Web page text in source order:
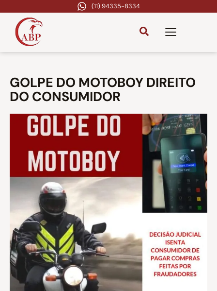
(11) 94335-8334
GOLPE DO MOTOBOY DIREITO
DO CONSUMIDOR